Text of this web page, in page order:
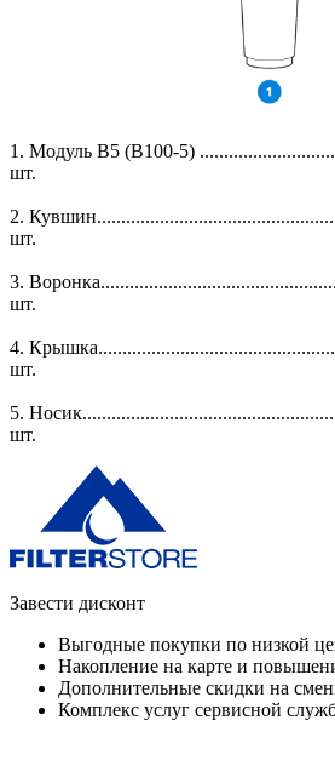
1. Модуль В5 (В100-5)
шт.
2.
шт.
3.
шт.
4.
шт.
5.
шт.
Завести дисконт
Выгодные покупки по низкой
Накопление на карте и
Дополнительные скидки на
Комплекс услуг сервисной